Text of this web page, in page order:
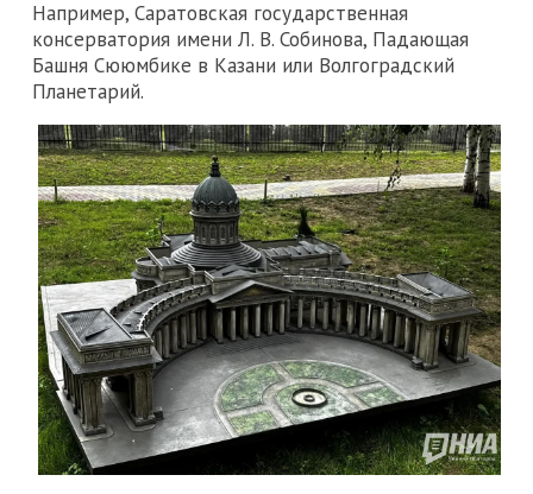
Например, Саратовская государственная
консерватория имени Л. В. Собинова, Падающая
Башня Сююмбике в Казани или Волгоградский
Планетарий.